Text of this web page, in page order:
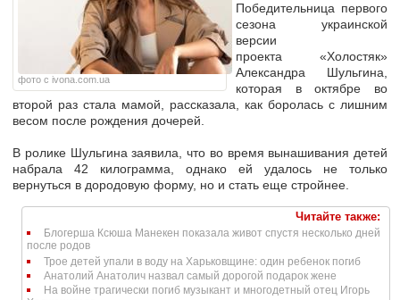
фото с ivona.com.ua
Победительница первого
сезона украинской
версии
проекта «Холостяк»
Александра Шульгина,
которая в октябре во
второй раз стала мамой, рассказала, как боролась с лишним
весом после рождения дочерей.
В ролике Шульгина заявила, что во время вынашивания детей
набрала 42 килограмма, однако ей удалось не только
вернуться в дородовую форму, но и стать еще стройнее.
Читайте также:
Блогерша Ксюша Манекен показала живот спустя несколько дней
после родов
Трое детей упали в воду на Харьковщине: один ребенок погиб
Анатолий Анатолич назвал самый дорогой подарок жене
На войне трагически погиб музыкант и многодетный отец Игорь